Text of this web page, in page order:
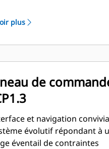
aux exigences de la
ISO 8528-5 relatives au
continu et à la réponse
plus
de
et navigation
évolutif répondant à
éventail de contraintes